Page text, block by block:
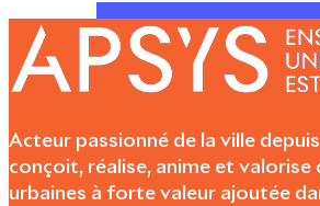
Acteur passionné de la ville
conçoit, réalise, anime et valorise
urbaines à forte valeur ajoutée